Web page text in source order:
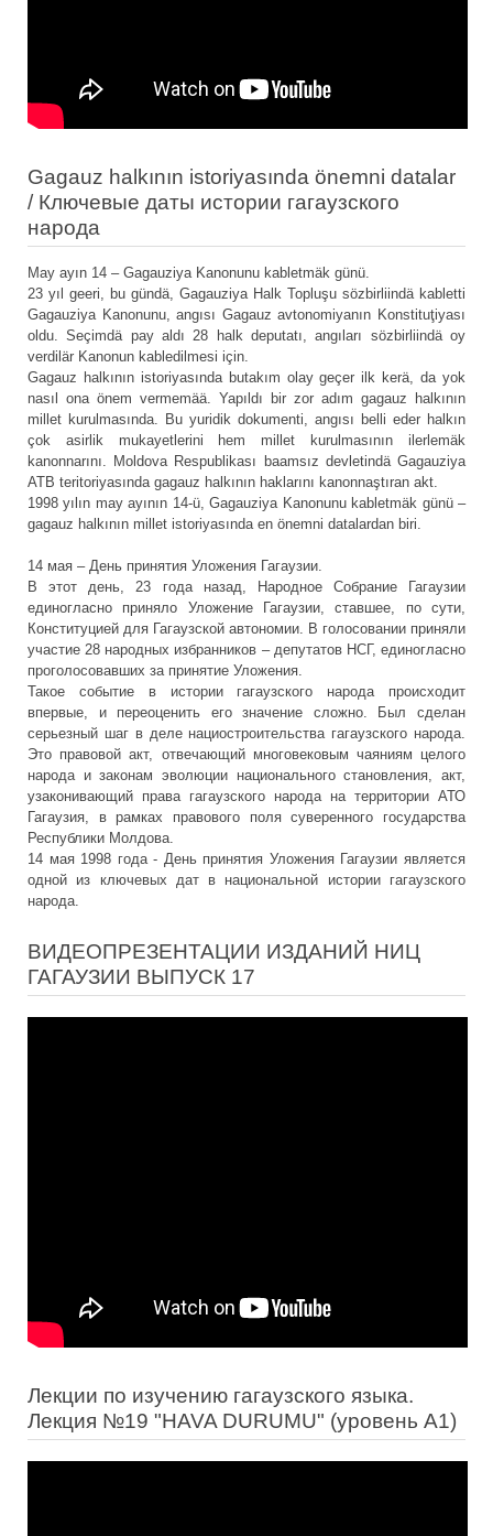
Gagauz halkının istoriyasında önemni datalar
/ Ключевые даты истории гагаузского
народа
May ayın 14 – Gagauziya Kanonunu kabletmäk günü.
23 yıl geeri, bu gündä, Gagauziya Halk Topluşu sözbirliindä kabletti
Gagauziya Kanonunu, angısı Gagauz avtonomiyanın Konstituţiyası
oldu. Seçimdä pay aldı 28 halk deputatı, angıları sözbirliindä oy
verdilär Kanonun kabledilmesi için.
Gagauz halkının istoriyasında butakım olay geçer ilk kerä, da yok
nasıl ona önem vermemää. Yapıldı bir zor adım gagauz halkının
millet kurulmasında. Bu yuridik dokumenti, angısı belli eder halkın
çok asirlik mukayetlerini hem millet kurulmasının ilerlemäk
kanonnarını. Moldova Respublikası baamsız devletindä Gagauziya
ATB teritoriyasında gagauz halkının haklarını kanonnaştıran akt.
1998 yılın may ayının 14-ü, Gagauziya Kanonunu kabletmäk günü –
gagauz halkının millet istoriyasında en önemni datalardan biri.
14 мая – День принятия Уложения Гагаузии.
В этот день, 23 года назад, Народное Собрание Гагаузии
единогласно приняло Уложение Гагаузии, ставшее, по сути,
Конституцией для Гагаузской автономии. В голосовании приняли
участие 28 народных избранников – депутатов НСГ, единогласно
проголосовавших за принятие Уложения.
Такое событие в истории гагаузского народа происходит
впервые, и переоценить его значение сложно. Был сделан
серьезный шаг в деле нациостроительства гагаузского народа.
Это правовой акт, отвечающий многовековым чаяниям целого
народа и законам эволюции национального становления, акт,
узаконивающий права гагаузского народа на территории АТО
Гагаузия, в рамках правового поля суверенного государства
Республики Молдова.
14 мая 1998 года - День принятия Уложения Гагаузии является
одной из ключевых дат в национальной истории гагаузского
народа.
ВИДЕОПРЕЗЕНТАЦИИ ИЗДАНИЙ НИЦ
ГАГАУЗИИ ВЫПУСК 17
Лекции по изучению гагаузского языка.
Лекция №19 "HAVA DURUMU" (уровень А1)